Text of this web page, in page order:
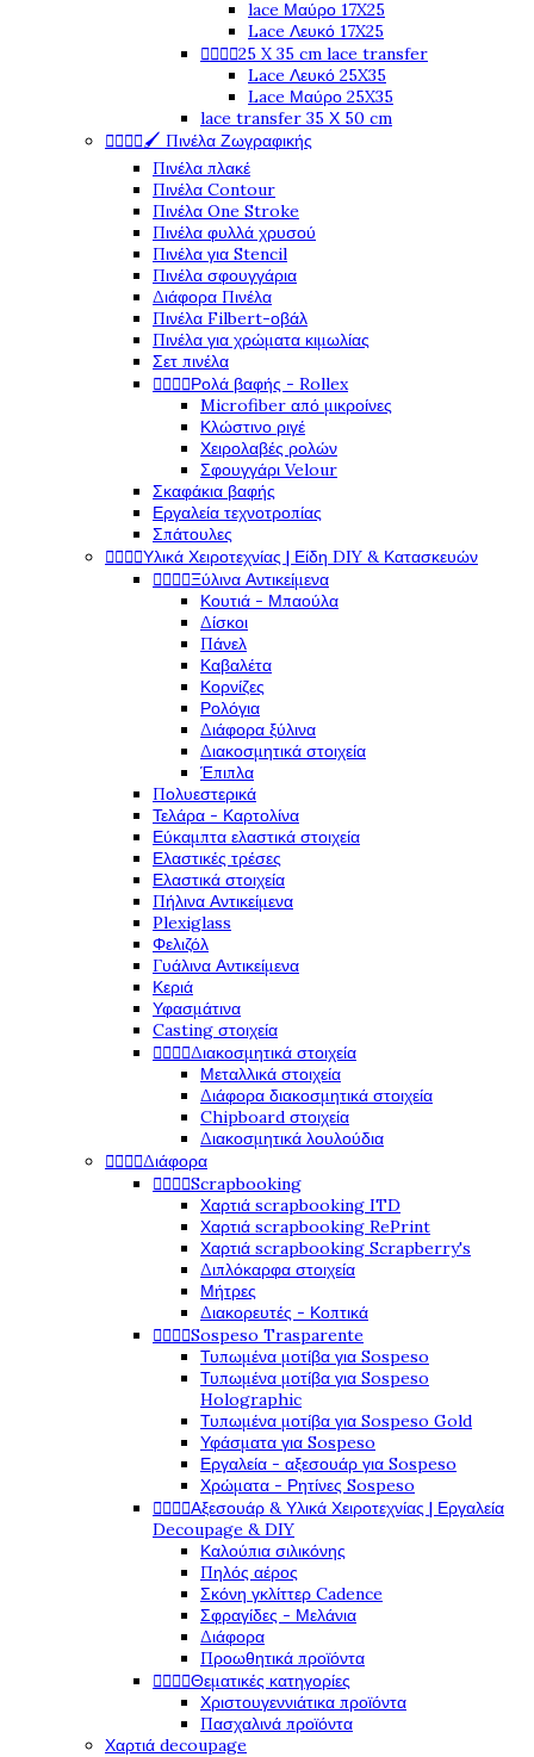
lace Μαύρο 17X25
Lace Λευκό 17X25
25 X 35 cm lace transfer
Lace Λευκό 25X35
Lace Μαύρο 25X35
lace transfer 35 Χ 50 cm
🖌️ Πινέλα Ζωγραφικής
Πινέλα πλακέ
Πινέλα Contour
Πινέλα One Stroke
Πινέλα φυλλά χρυσού
Πινέλα για Stencil
Πινέλα σφουγγάρια
Διάφορα Πινέλα
Πινέλα Filbert-οβάλ
Πινέλα για χρώματα κιμωλίας
Σετ πινέλα
Ρολά βαφής - Rollex
Microfiber από μικροίνες
Κλώστινο ριγέ
Χειρολαβές ρολών
Σφουγγάρι Velour
Σκαφάκια βαφής
Εργαλεία τεχνοτροπίας
Σπάτουλες
Υλικά Χειροτεχνίας | Είδη DIY & Κατασκευών
Ξύλινα Αντικείμενα
Κουτιά - Μπαούλα
Δίσκοι
Πάνελ
Καβαλέτα
Κορνίζες
Ρολόγια
Διάφορα ξύλινα
Διακοσμητικά στοιχεία
Έπιπλα
Πολυεστερικά
Τελάρα - Καρτολίνα
Εύκαμπτα ελαστικά στοιχεία
Ελαστικές τρέσες
Ελαστικά στοιχεία
Πήλινα Αντικείμενα
Plexiglass
Φελιζόλ
Γυάλινα Αντικείμενα
Κεριά
Υφασμάτινα
Casting στοιχεία
Διακοσμητικά στοιχεία
Μεταλλικά στοιχεία
Διάφορα διακοσμητικά στοιχεία
Chipboard στοιχεία
Διακοσμητικά λουλούδια
Διάφορα
Scrapbooking
Χαρτιά scrapbooking ITD
Χαρτιά scrapbooking RePrint
Χαρτιά scrapbooking Scrapberry's
Διπλόκαρφα στοιχεία
Μήτρες
Διακορευτές - Κοπτικά
Sospeso Trasparente
Τυπωμένα μοτίβα για Sospeso
Τυπωμένα μοτίβα για Sospeso
Holographic
Τυπωμένα μοτίβα για Sospeso Gold
Υφάσματα για Sospeso
Εργαλεία - αξεσουάρ για Sospeso
Χρώματα - Ρητίνες Sospeso
Αξεσουάρ & Υλικά Χειροτεχνίας | Εργαλεία
Decoupage & DIY
Καλούπια σιλικόνης
Πηλός αέρος
Σκόνη γκλίττερ Cadence
Σφραγίδες - Μελάνια
Διάφορα
Προωθητικά προϊόντα
Θεματικές κατηγορίες
Χριστουγεννιάτικα προϊόντα
Πασχαλινά προϊόντα
Χαρτιά decoupage